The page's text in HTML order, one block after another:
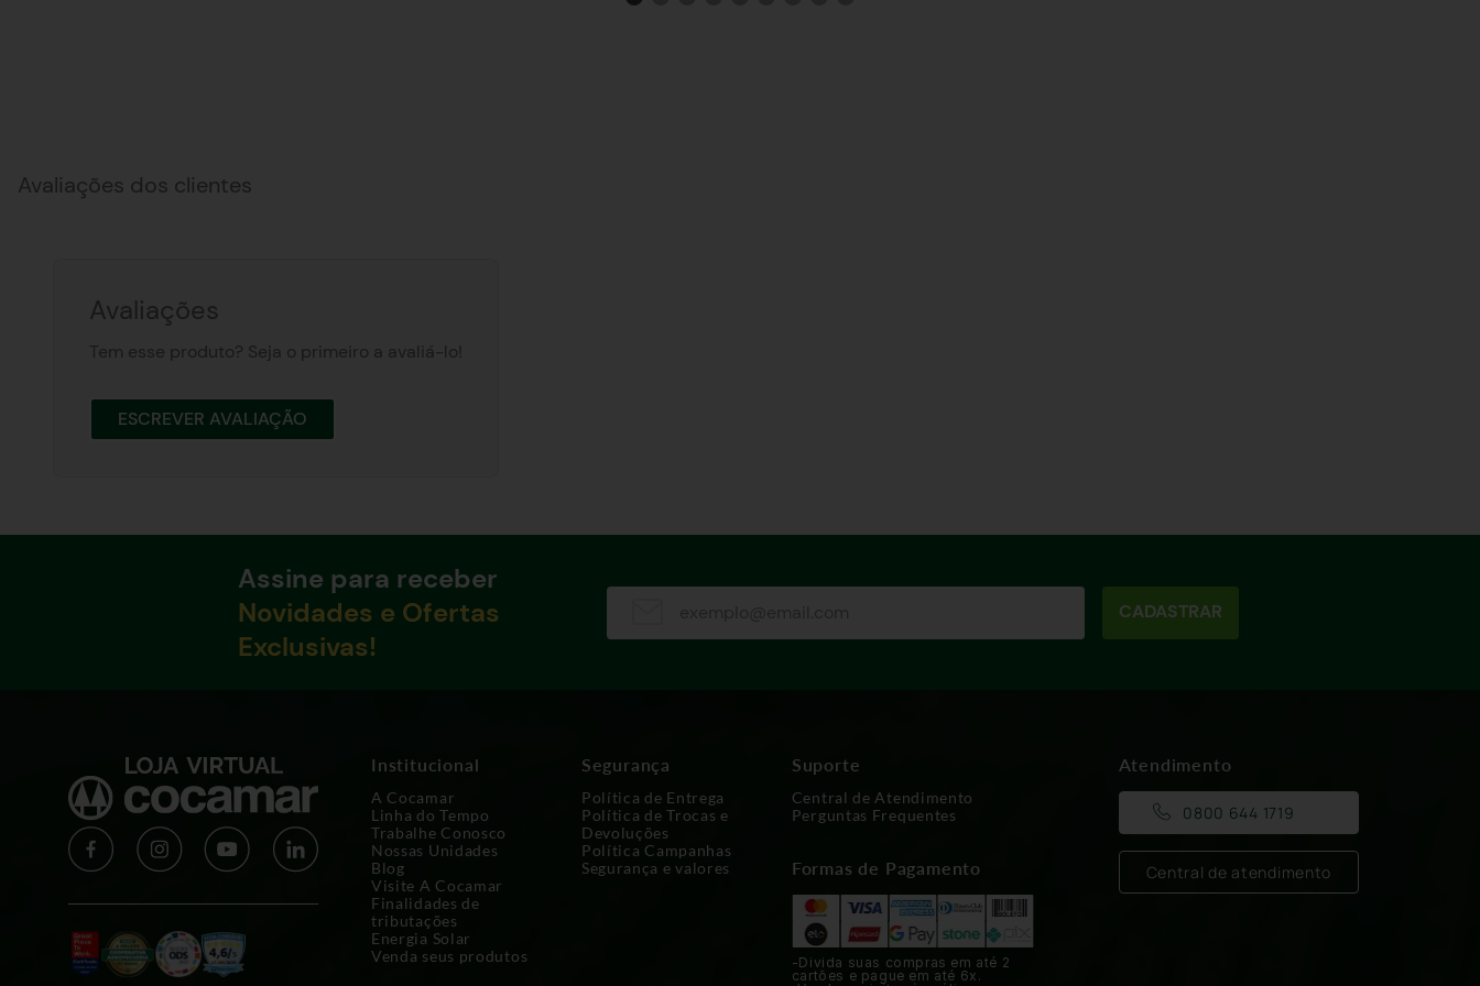
Avaliações dos clientes
Avaliações
Tem esse produto? Seja o primeiro a avaliá-lo!
ESCREVER AVALIAÇÃO
Assine para receber
Novidades e Ofertas
Exclusivas!
CADASTRAR
Institucional
A Cocamar
Linha do Tempo
Trabalhe Conosco
Nossas Unidades
Blog
Visite A Cocamar
Finalidades de
tributações
Energia Solar
Venda seus produtos
Segurança
Política de Entrega
Política de Trocas e
Devoluções
Política Campanhas
Segurança e valores
Suporte
Central de Atendimento
Perguntas Frequentes
Formas de Pagamento
-Divida suas compras em até 2
cartões e pague em até 6x.
Atendimento
0800 644 1719
Central de atendimento